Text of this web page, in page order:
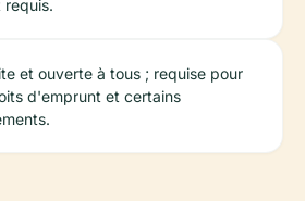
requis.
et ouverte à tous ; requise pour
d'emprunt et certains